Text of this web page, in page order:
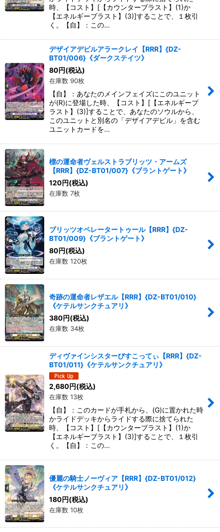
時、【コスト】[【カウンターブラスト】(1)か
【エネルギーブラスト】(3)]することで、１枚引
く。【自】：この…
デザイアデビルアラークレイ【RRR】{DZ-
BT01/006}《ダークステイツ》
80円(税込)
在庫数 90枚
【自】：あなたのメインフェイズにこのユニット
が(R)に登場した時、【コスト】[【エネルギーブ
ラスト】(3)]することで、あなたのソウルから、
このユニットと別名の「デザイアデビル」を含む
ユニットカードを…
標の運命者ヴェルストラブリッツ・アームズ
【RRR】{DZ-BT01/007}《ブラントゲート》
120円(税込)
在庫数 7枚
ブリッツオペレータートゥール【RRR】{DZ-
BT01/009}《ブラントゲート》
80円(税込)
在庫数 120枚
奇跡の運命者レザエル【RRR】{DZ-BT01/010}
《ケテルサンクチュアリ》
380円(税込)
在庫数 34枚
ディヴァインシスターびすこってぃ【RRR】{DZ-
BT01/011}《ケテルサンクチュアリ》
2,680円(税込)
在庫数 13枚
【自】：このカードが手札から、(G)に置かれた時
かライドデッキからライドする際に捨てられた
時、【コスト】[【カウンターブラスト】(1)か
【エネルギーブラスト】(3)]することで、１枚引
く。【自】：この…
優麗の騎士ノーヴィア【RRR】{DZ-BT01/012}
《ケテルサンクチュアリ》
180円(税込)
在庫数 10枚